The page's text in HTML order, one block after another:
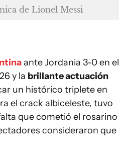
de Lionel Messi
ante Jordania 3-0 en el
y la brillante actuación
un histórico triplete en
el crack albiceleste, tuvo
que cometió el rosarino
consideraron que